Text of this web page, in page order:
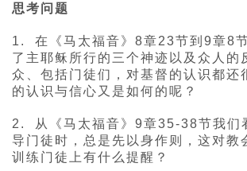
思考问题
1. 在《马太福音》8章23节到9章8
了主耶稣所行的三个神迹以及众人的
众、包括门徒们，对基督的认识都还
的认识与信心又是如何的呢？
2. 从《马太福音》9章35-38节我们
导门徒时，总是先以身作则，这对教
训练门徒上有什么提醒？